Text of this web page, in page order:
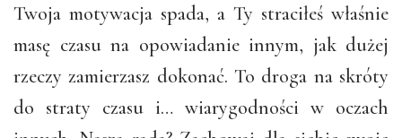
Twoja motywacja spada, a Ty straciłeś właśnie
masę czasu na opowiadanie innym, jak dużej
rzeczy zamierzasz dokonać. To droga na skróty
do straty czasu i… wiarygodności w oczach